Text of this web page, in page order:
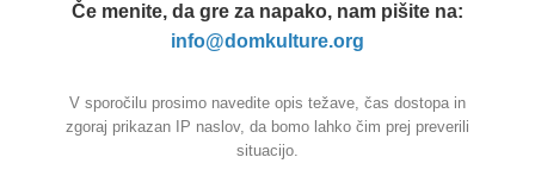
Če menite, da gre za napako, nam pišite na:
info@domkulture.org
V sporočilu prosimo navedite opis težave, čas dostopa in
zgoraj prikazan IP naslov, da bomo lahko čim prej preverili
situacijo.